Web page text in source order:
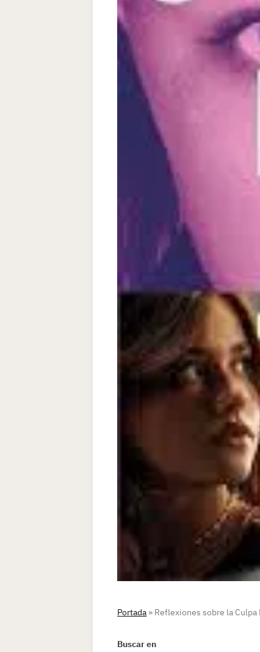
Portada » Reflexiones sobre la
Buscar en